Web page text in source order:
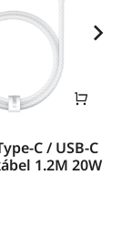
C / USB-C
1.2M 20W